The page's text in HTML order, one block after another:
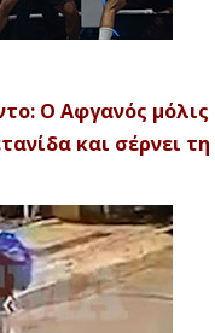
Ο Αφγανός μόλις
και σέρνει